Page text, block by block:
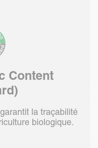
Content
la traçabilité
biologique.